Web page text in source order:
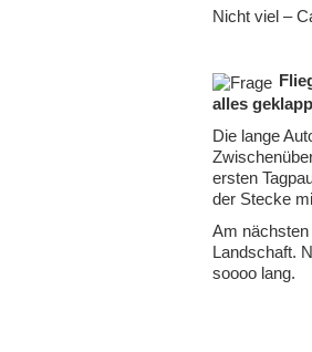
Nicht viel –
alles
Die lange
ersten
der Stecke
Am nächsten
Landschaft.
soooo lang.